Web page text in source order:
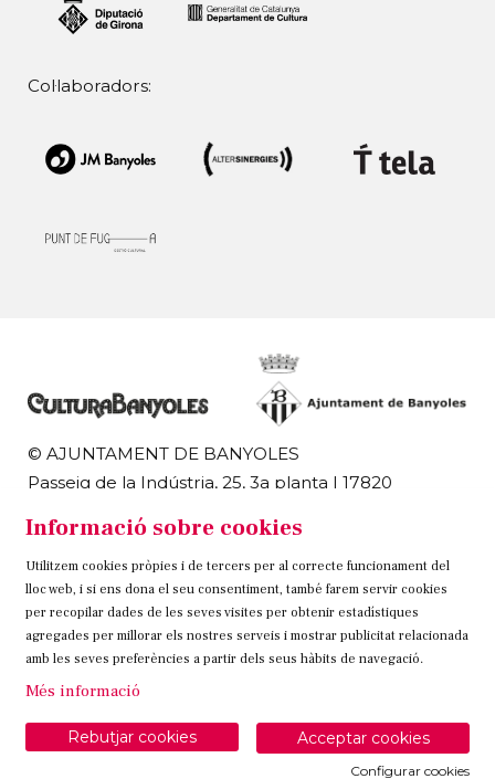
Col·laboradors:
© AJUNTAMENT DE BANYOLES
Passeig de la Indústria, 25, 3a planta | 17820
972 58 18 48 | 972 57 00 50
Sitemap Avís Legal Ús de Cookies Contacteu
Link a instagram
Link a twitter
Link a facebook
Informació sobre cookies
Utilitzem cookies pròpies i de tercers per al correcte funcionament del
lloc web, i si ens dona el seu consentiment, també farem servir cookies
per recopilar dades de les seves visites per obtenir estadístiques
agregades per millorar els nostres serveis i mostrar publicitat relacionada
amb les seves preferències a partir dels seus hàbits de navegació.
Més informació
Acceptar cookies
Rebutjar cookies
Configurar cookies